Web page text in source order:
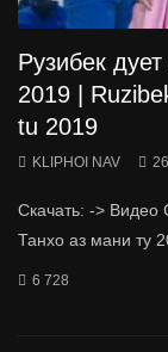
Рузибек
2019 |
tu 2019
KLIPHOI NAV
Скачать: -> Видео
Танхо аз мани ту
6 728